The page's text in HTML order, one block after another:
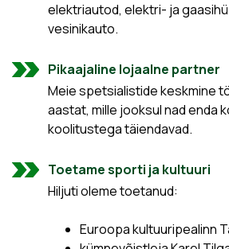
elektriautod, elektri- ja
vesinikauto.
Pikaajaline lojaalne partner
Meie spetsialistide keskmine
aastat, mille jooksul nad enda
koolitustega täiendavad.
Toetame sporti ja kultuuri
Hiljuti oleme toetanud:
Euroopa kultuuripealinn